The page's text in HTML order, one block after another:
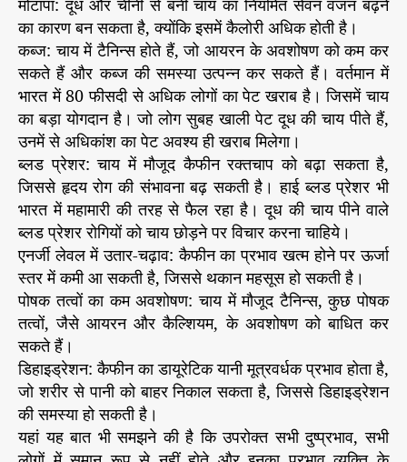
मोटापा: दूध और चीनी से बनी चाय का नियमित सेवन वजन बढ़ने
का कारण बन सकता है, क्योंकि इसमें कैलोरी अधिक होती है।
कब्ज: चाय में टैनिन्स होते हैं, जो आयरन के अवशोषण को कम कर
सकते हैं और कब्ज की समस्या उत्पन्न कर सकते हैं। वर्तमान में
भारत में 80 फीसदी से अधिक लोगों का पेट खराब है। जिसमें चाय
का बड़ा योगदान है। जो लोग सुबह खाली पेट दूध की चाय पीते हैं,
उनमें से अधिकांश का पेट अवश्य ही खराब मिलेगा।
ब्लड प्रेशर: चाय में मौजूद कैफीन रक्तचाप को बढ़ा सकता है,
जिससे हृदय रोग की संभावना बढ़ सकती है। हाई ब्लड प्रेशर भी
भारत में महामारी की तरह से फैल रहा है। दूध की चाय पीने वाले
ब्लड प्रेशर रोगियों को चाय छोड़ने पर विचार करना चाहिये।
एनर्जी लेवल में उतार-चढ़ाव: कैफीन का प्रभाव खत्म होने पर ऊर्जा
स्तर में कमी आ सकती है, जिससे थकान महसूस हो सकती है।
पोषक तत्वों का कम अवशोषण: चाय में मौजूद टैनिन्स, कुछ पोषक
तत्वों, जैसे आयरन और कैल्शियम, के अवशोषण को बाधित कर
सकते हैं।
डिहाइड्रेशन: कैफीन का डायूरेटिक यानी मूत्रवर्धक प्रभाव होता है,
जो शरीर से पानी को बाहर निकाल सकता है, जिससे डिहाइड्रेशन
की समस्या हो सकती है।
यहां यह बात भी समझने की है कि उपरोक्त सभी दुष्प्रभाव, सभी